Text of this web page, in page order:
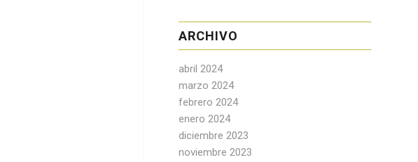
ARCHIVO
abril 2024
marzo 2024
febrero 2024
enero 2024
diciembre 2023
noviembre 2023